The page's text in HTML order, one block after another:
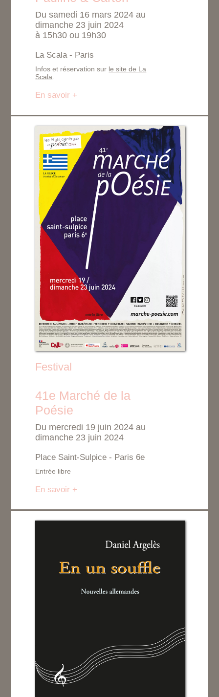
Du samedi 16 mars 2024 au
dimanche 23 juin 2024
à 15h30 ou 19h30
La Scala - Paris
Infos et réservation sur le site de La
Scala
En savoir +
Festival
41e Marché de la
Poésie
Du mercredi 19 juin 2024 au
dimanche 23 juin 2024
Place Saint-Sulpice - Paris 6e
Entrée libre
En savoir +